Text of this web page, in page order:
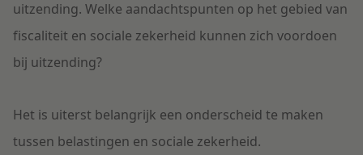
uitzending. Welke aandachtspunten op het gebied van
fiscaliteit en sociale zekerheid kunnen zich voordoen
bij uitzending?
Het is uiterst belangrijk een onderscheid te maken
tussen belastingen en sociale zekerheid.